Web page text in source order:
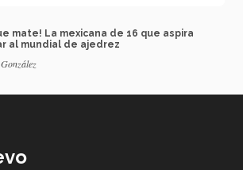
mate! La mexicana de 16 que aspira
al mundial de ajedrez